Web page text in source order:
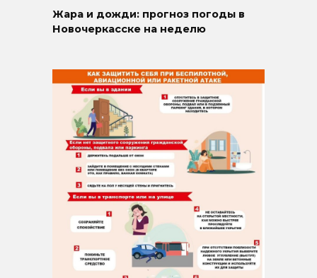
Жара и дожди: прогноз погоды в
Новочеркасске на неделю